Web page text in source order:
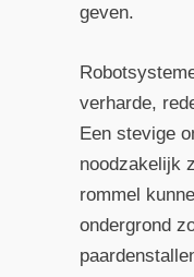
geven.
verharde,
Een stevige
noodzakelijk
rommel
ondergrond